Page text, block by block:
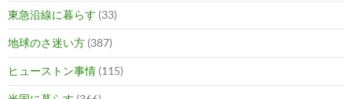
東急沿線に暮らす (33)
地球のさ迷い方 (387)
ヒューストン事情 (115)